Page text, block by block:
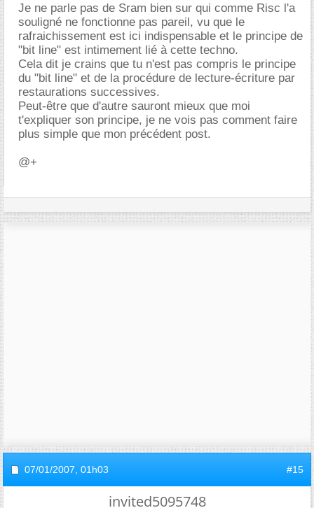
Je ne parle pas de Sram bien sur qui comme Risc l'a
souligné ne fonctionne pas pareil, vu que le
rafraichissement est ici indispensable et le principe de
"bit line" est intimement lié à cette techno.
Cela dit je crains que tu n'est pas compris le principe
du "bit line" et de la procédure de lecture-écriture par
restaurations successives.
Peut-être que d'autre sauront mieux que moi
t'expliquer son principe, je ne vois pas comment faire
plus simple que mon précédent post.
@+
07/01/2007, 01h03 #15
invited5095748